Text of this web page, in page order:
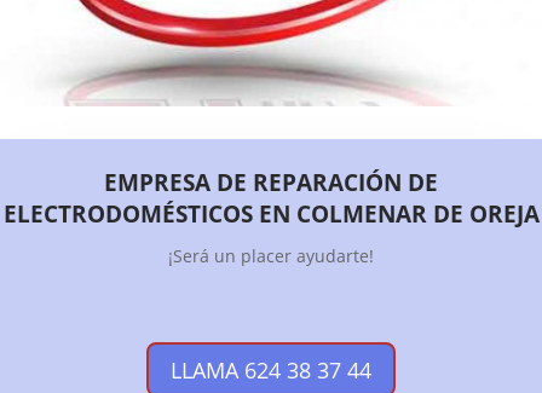
EMPRESA DE REPARACIÓN DE
ELECTRODOMÉSTICOS EN COLMENAR DE OREJA
¡Será un placer ayudarte!
LLAMA 624 38 37 44